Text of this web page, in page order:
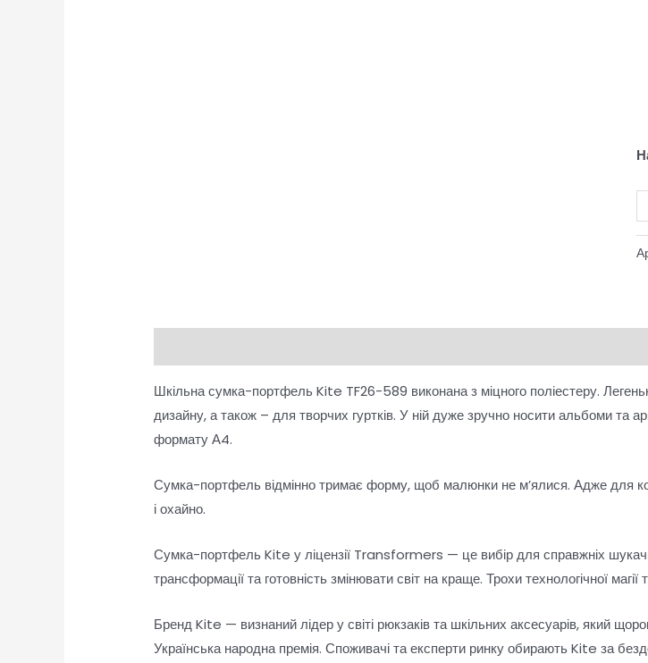
Шкільна сумка-портфель Kite TF26-589 виконана з міцного поліестеру.
дизайну, а також – для творчих гуртків. У ній дуже зручно носити альбоми та
формату А4.
Сумка-портфель відмінно тримає форму, щоб малюнки не м’ялися. Адже для
і охайно.
Сумка-портфель Kite у ліцензії Transformers — це вибір для справжніх
трансформації та готовність змінювати світ на краще. Трохи технологічної
Бренд Kite — визнаний лідер у світі рюкзаків та шкільних аксесуарів, який
Українська народна премія. Споживачі та експерти ринку обирають Kite за